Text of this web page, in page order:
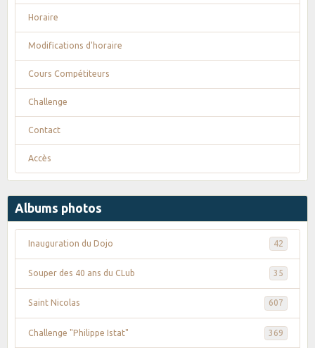
Horaire
Modifications d'horaire
Cours Compétiteurs
Challenge
Contact
Accès
Albums photos
Inauguration du Dojo 42
Souper des 40 ans du CLub 35
Saint Nicolas 607
Challenge "Philippe Istat" 369